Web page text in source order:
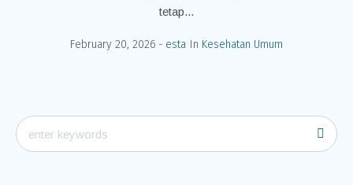
tetap...
February 20, 2026 esta In Kesehatan Umum